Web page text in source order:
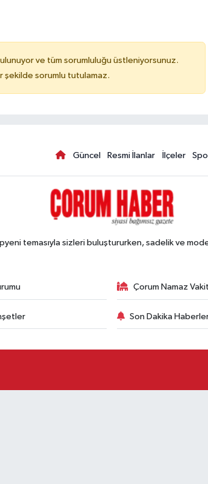
ve tüm sorumluluğu üstleniyorsunuz.
şekilde sorumlu tutulamaz.
Güncel Resmi İlanlar İlçeler
temasıyla sizleri buluştururken, sadelik ve
Çorum Namaz
Son Dakika